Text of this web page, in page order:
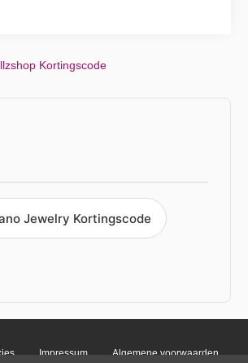
Kortingscode
Jewelry Kortingscode
Impressum Algemene voorwaarden